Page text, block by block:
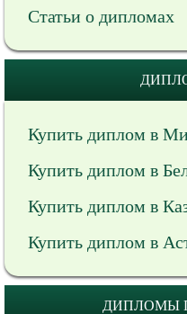
Статьи о дипломах
Купить диплом в
Купить диплом в
Купить диплом в
Купить диплом в
ДИПЛОМЫ